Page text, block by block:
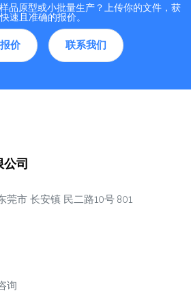
品原型或小批量生产？上传你的文件，获
速且准确的报价。
价 联系我们
司
莞市 长安镇 民二路10号 801
询